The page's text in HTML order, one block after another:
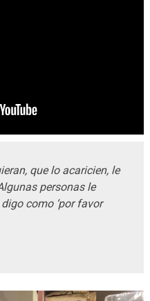
que lo acaricien, le
personas le
como ‘por favor